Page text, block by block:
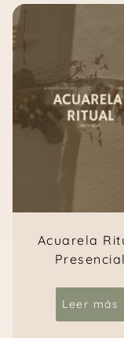
Acuarela
Presencial
Leer más